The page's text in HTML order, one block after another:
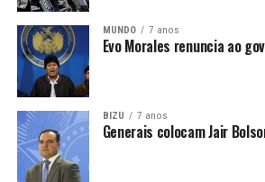
MUNDO 7 anos
Evo Morales renuncia ao
BIZU 7 anos
Generais colocam Jair